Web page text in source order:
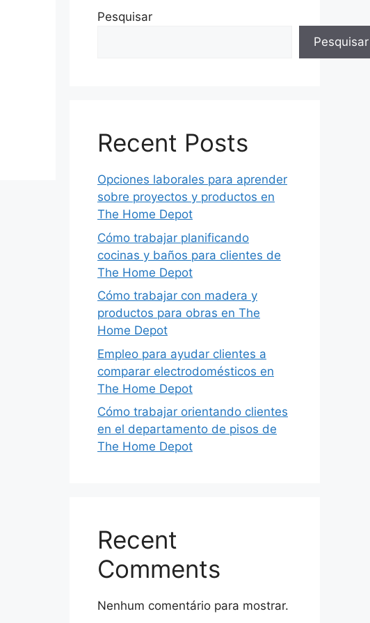
Pesquisar
Pesquisar
Recent Posts
Opciones laborales para aprender
sobre proyectos y productos en
The Home Depot
Cómo trabajar planificando
cocinas y baños para clientes de
The Home Depot
Cómo trabajar con madera y
productos para obras en The
Home Depot
Empleo para ayudar clientes a
comparar electrodomésticos en
The Home Depot
Cómo trabajar orientando clientes
en el departamento de pisos de
The Home Depot
Recent
Comments
Nenhum comentário para mostrar.